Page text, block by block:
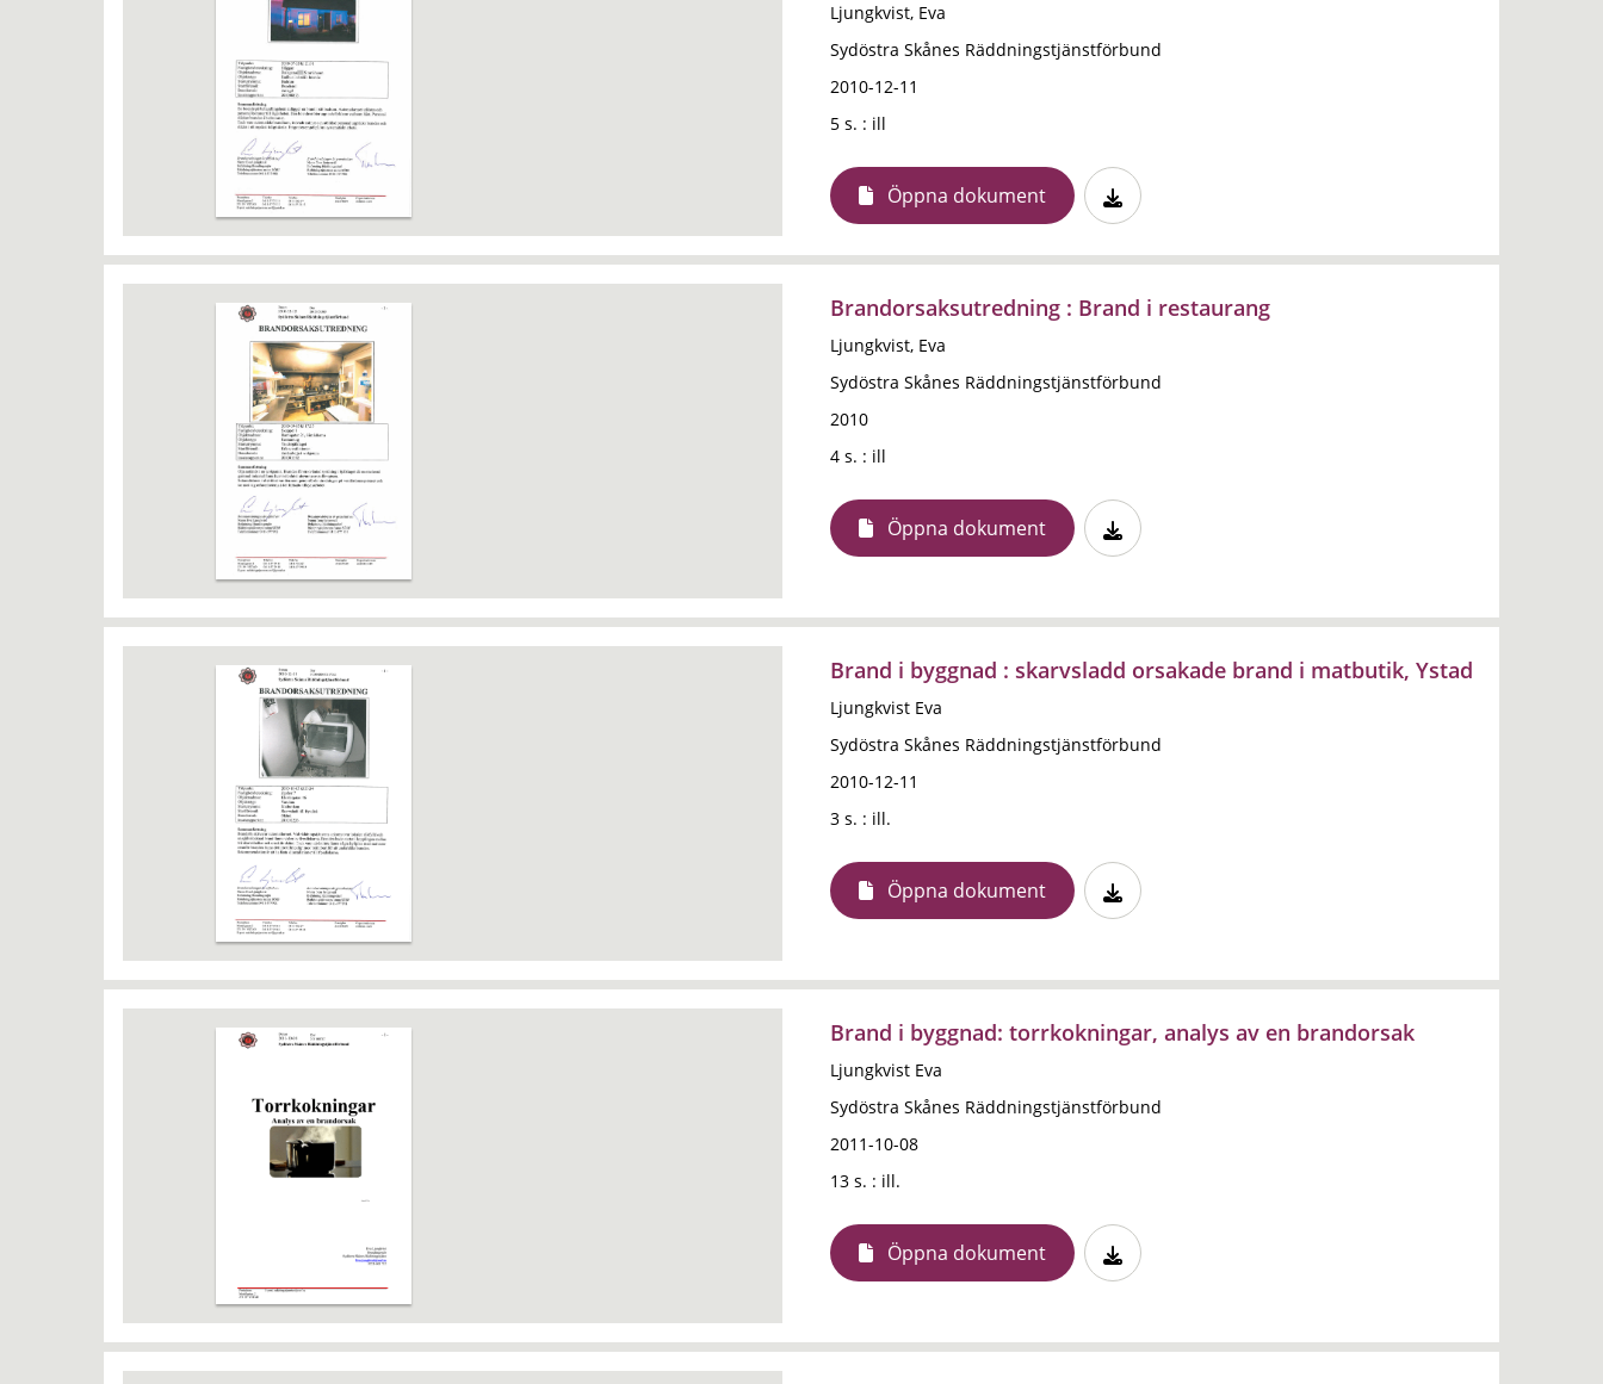
Ljungkvist, Eva
Sydöstra Skånes Räddningstjänstförbund
2010-12-11
5 s. : ill
Öppna dokument
Brandorsaksutredning : Brand i restaurang
Ljungkvist, Eva
Sydöstra Skånes Räddningstjänstförbund
2010
4 s. : ill
Öppna dokument
Brand i byggnad : skarvsladd orsakade brand i matbutik, Ystad
Ljungkvist Eva
Sydöstra Skånes Räddningstjänstförbund
2010-12-11
3 s. : ill.
Öppna dokument
Brand i byggnad: torrkokningar, analys av en brandorsak
Ljungkvist Eva
Sydöstra Skånes Räddningstjänstförbund
2011-10-08
13 s. : ill.
Öppna dokument